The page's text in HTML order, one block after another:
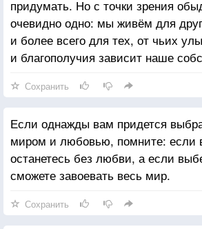
Зло это результат отсутствия в
Божественной любви. Это вроде
наступает, когда нет тепла, или
которая наступает, когда нет света.»
Профессор сел.
Имя студента было — Альберт
придумать. Но с точки зрения
очевидно одно: мы живём для
и более всего для тех, от чьих
и благополучия зависит наше
Сохранить
Если однажды вам придется
миром и любовью, помните: если
останетесь без любви, а если
сможете завоевать весь мир.
Сохранить